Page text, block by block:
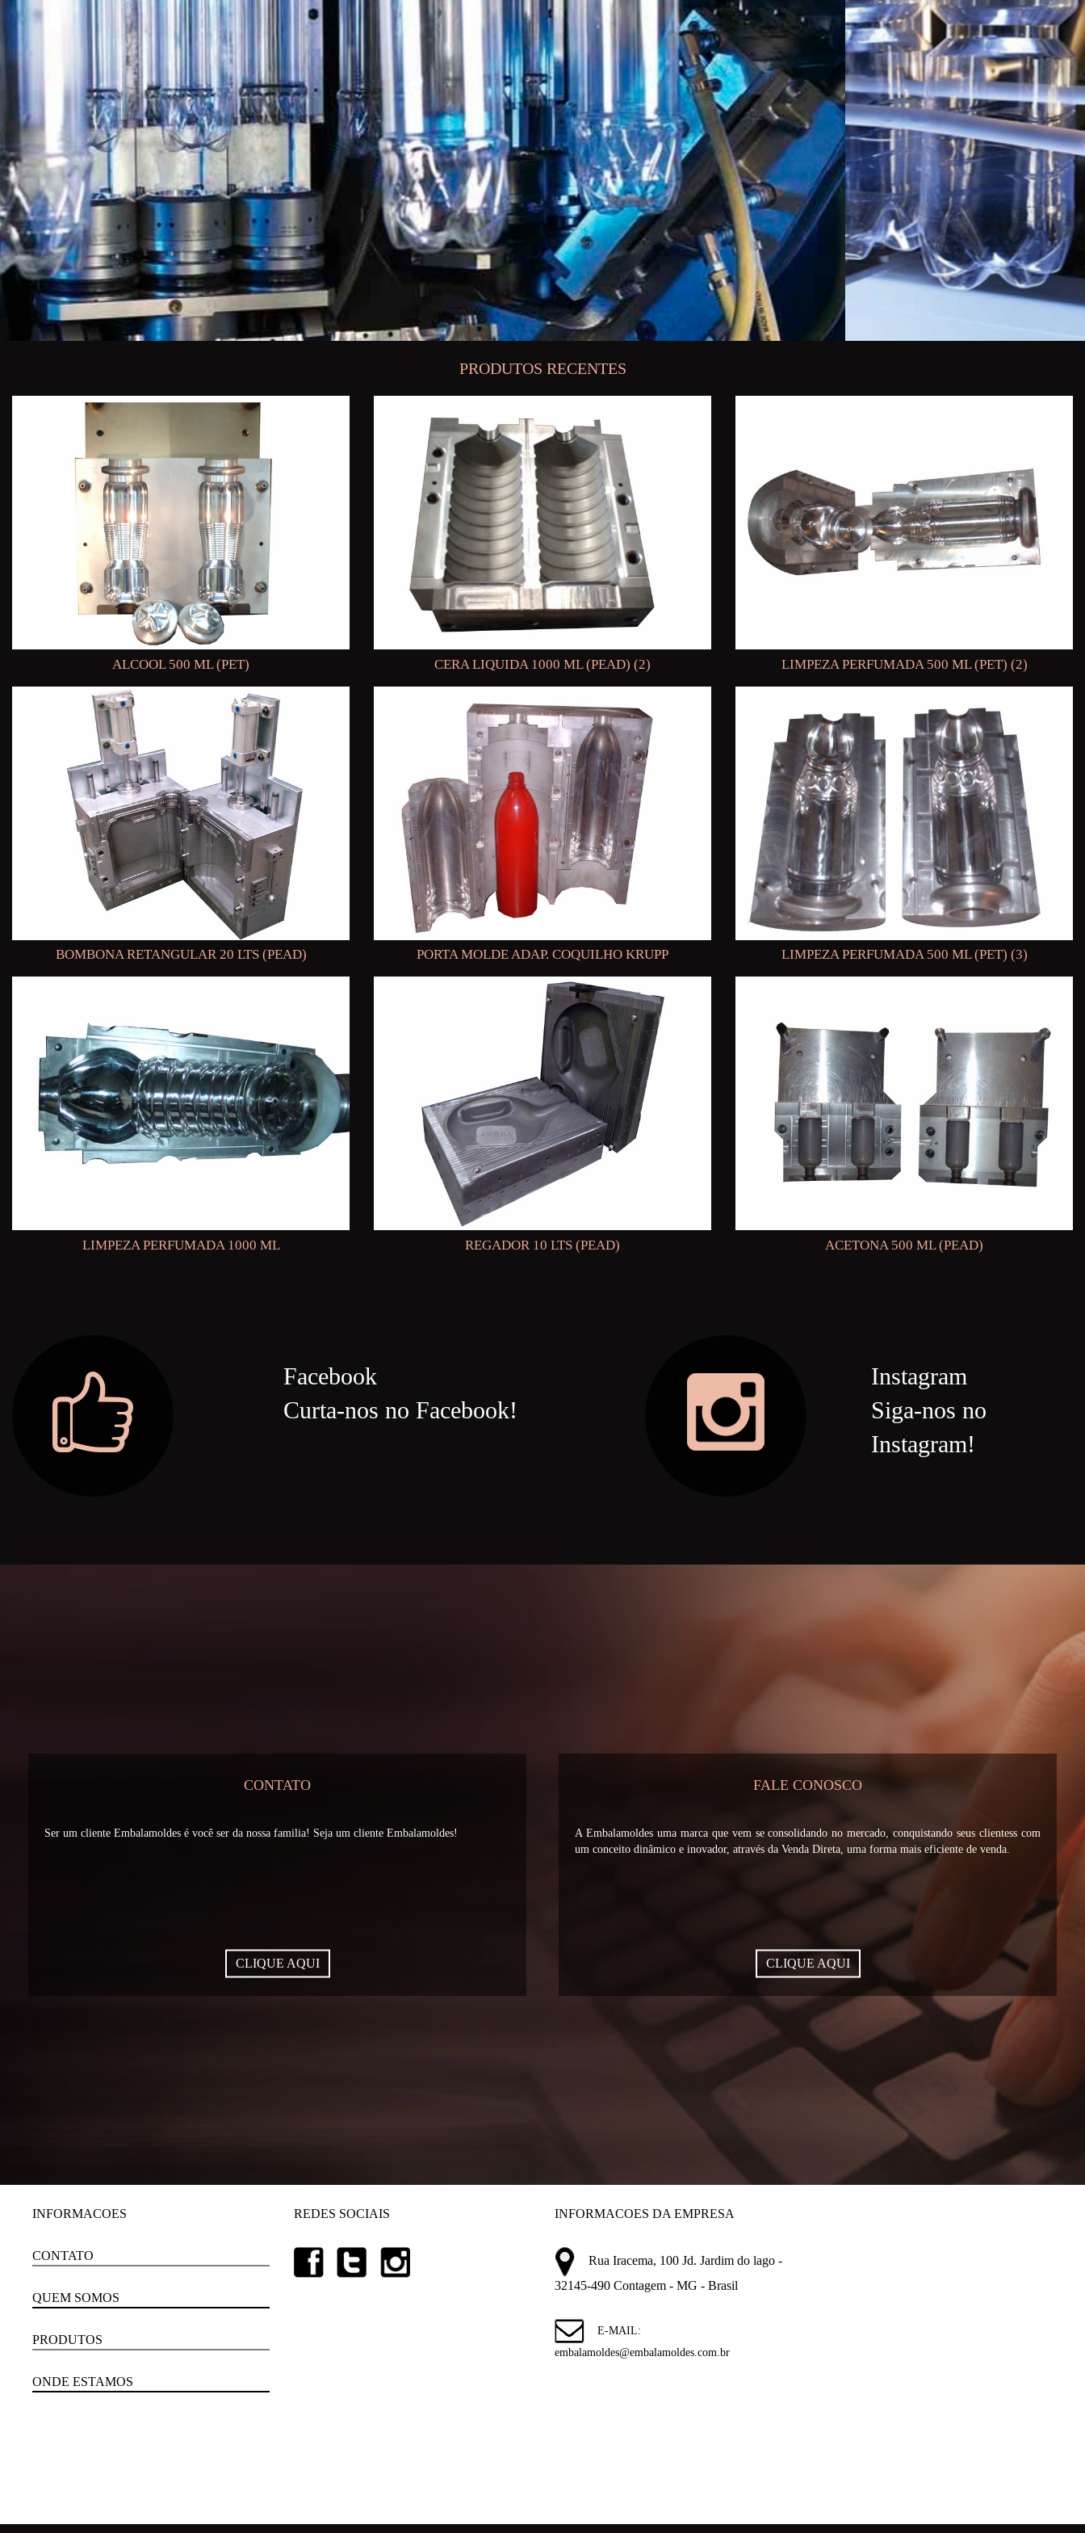
PRODUTOS RECENTES
ALCOOL 500 ML (PET) CERA LIQUIDA 1000 ML (PEAD) (2) LIMPEZA PERFUMADA 500 ML (PET) (2)
BOMBONA RETANGULAR 20 LTS (PEAD) PORTA MOLDE ADAP. COQUILHO KRUPP LIMPEZA PERFUMADA 500 ML (PET) (3)
LIMPEZA PERFUMADA 1000 ML REGADOR 10 LTS (PEAD) ACETONA 500 ML (PEAD)
Facebook
Curta-nos no Facebook!
Instagram
Siga-nos no
Instagram!
CONTATO
Ser um cliente Embalamoldes é você ser da nossa familia! Seja um cliente Embalamoldes!
CLIQUE AQUI
FALE CONOSCO
A Embalamoldes uma marca que vem se consolidando no mercado, conquistando seus clientess com
um conceito dinâmico e inovador, através da Venda Direta, uma forma mais eficiente de venda.
CLIQUE AQUI
INFORMACOES
CONTATO
QUEM SOMOS
PRODUTOS
ONDE ESTAMOS
REDES SOCIAIS INFORMACOES DA EMPRESA
Rua Iracema, 100 Jd. Jardim do lago -
32145-490 Contagem - MG - Brasil
E-MAIL:
embalamoldes@embalamoldes.com.br